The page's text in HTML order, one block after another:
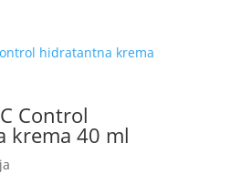
Control
krema 40 ml